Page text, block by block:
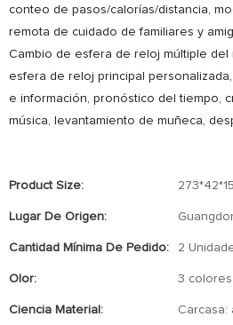
conteo de pasos/calorías/distancia,
remota de cuidado de familiares y
Cambio de esfera de reloj múltiple del
esfera de reloj principal
e información, pronóstico del tiempo,
música, levantamiento de muñeca,
Product Size:
Lugar De Origen:
Cantidad Mínima De Pedido: 2
Olor: 3
Ciencia Material:
Carcasa: